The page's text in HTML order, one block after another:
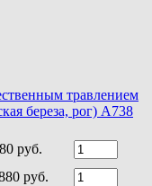
травлением
береза, рог) A738
руб.
руб.